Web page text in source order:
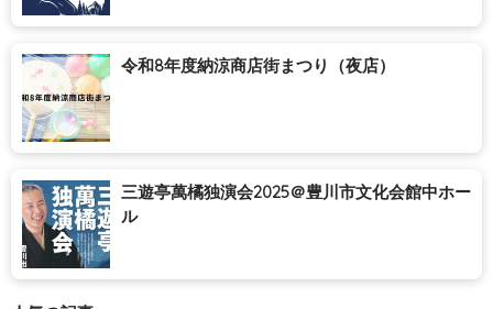
令和8年度納涼商店街まつり（夜店）
三遊亭萬橘独演会2025＠豊川市文化会館中ホー
ル